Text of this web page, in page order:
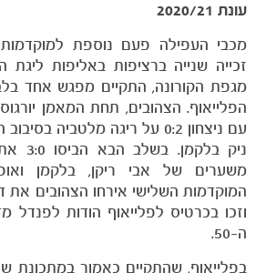
מכבי TV
עונת 2020/21
מכבי העפילה פעם נוספת
זכייה שנייה ברציפות באליפות ליגת
מגפת הקורונה, התקיים מפגש אחד
הפלייאוף. הצהובים, תחת המאמן
עם ניצחון 0:2 על ריגה מלטביה
ניק
משערים של אבי ריקן, בלקמן
המוקדמות השלישי אירחו הצהובים את
וזכו בכרטיס לפלייאוף הודות לפנדל
ה-50.
בפלייאוף, שהתקיים כאמור במתכונת